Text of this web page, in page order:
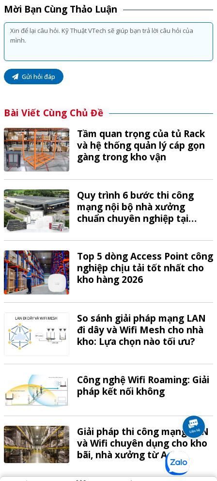
Mời Bạn Cùng Thảo Luận
Gửi hỏi đáp
Bài Viết Cùng Chủ Đề
Tầm quan trọng của tủ Rack
và hệ thống quản lý cáp gọn
gàng trong kho vận
Quy trình 6 bước thi công
mạng nội bộ nhà xưởng
chuẩn chuyên nghiệp tại
Top 5 dòng Access Point công
nghiệp chịu tải tốt nhất cho
kho hàng 2026
So sánh giải pháp mạng LAN
đi dây và Wifi Mesh cho nhà
kho: Lựa chọn nào tối ưu?
Công nghệ Wifi Roaming: Giải
pháp kết nối không
Giải pháp thi công mạng LAN
và Wifi chuyên dụng cho kho
bãi, nhà xưởng từ A-Z